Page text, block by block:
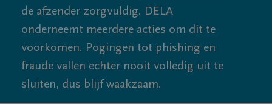
de afzender zorgvuldig. DELA
onderneemt meerdere acties om dit te
voorkomen. Pogingen tot phishing en
fraude vallen echter nooit volledig uit te
sluiten, dus blijf waakzaam.